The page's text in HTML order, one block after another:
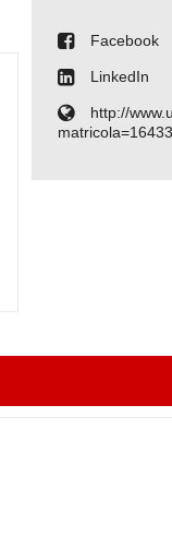
Facebook
LinkedIn
http://
matricola=16433